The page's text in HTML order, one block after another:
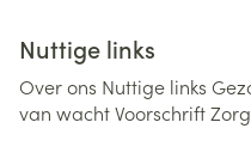
Nuttige links
Over ons Nuttige links
van wachtVoorschrift